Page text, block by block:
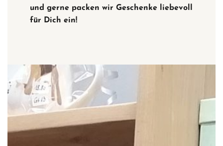
und gerne packen wir Geschenke liebevoll
für Dich ein!